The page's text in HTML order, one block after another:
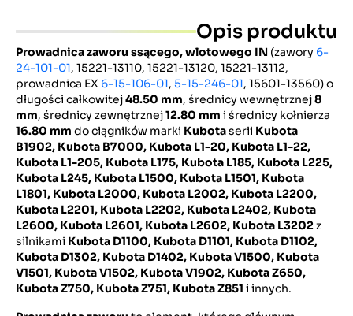
Opis produktu
Prowadnica zaworu ssącego, wlotowego IN (zawory 6-
24-101-01, 15221-13110, 15221-13120, 15221-13112,
prowadnica EX 6-15-106-01, 5-15-246-01, 15601-13560) o
długości całkowitej48.50 mm, średnicy wewnętrznej8
mm, średnicy zewnętrznej12.80 mm i średnicy kołnierza
16.80 mm do ciągników marki Kubotaserii Kubota
B1902, Kubota B7000, Kubota L1-20, Kubota L1-22,
Kubota L1-205, Kubota L175, Kubota L185, Kubota L225,
Kubota L245, Kubota L1500, Kubota L1501, Kubota
L1801, Kubota L2000, Kubota L2002, Kubota L2200,
Kubota L2201, Kubota L2202, Kubota L2402, Kubota
L2600, Kubota L2601, Kubota L2602, Kubota L3202z
silnikami Kubota D1100, Kubota D1101, Kubota D1102,
Kubota D1302, Kubota D1402, Kubota V1500, Kubota
V1501, Kubota V1502, Kubota V1902, Kubota Z650,
Kubota Z750, Kubota Z751, Kubota Z851 i innych.